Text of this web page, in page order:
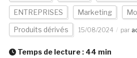
ENTREPRISES Marketing
Produits dérivés 15/08/2024 par
Temps de lecture : 44 min